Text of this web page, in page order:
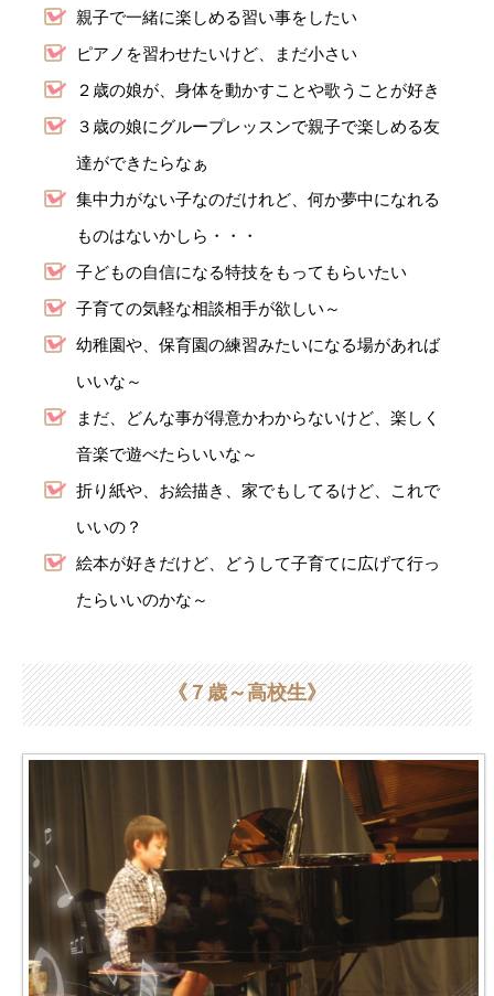
親子で一緒に楽しめる習い事をしたい
ピアノを習わせたいけど、まだ小さい
２歳の娘が、身体を動かすことや歌うことが好き
３歳の娘にグループレッスンで親子で楽しめる友
達ができたらなぁ
集中力がない子なのだけれど、何か夢中になれる
ものはないかしら・・・
子どもの自信になる特技をもってもらいたい
子育ての気軽な相談相手が欲しい～
幼稚園や、保育園の練習みたいになる場があれば
いいな～
まだ、どんな事が得意かわからないけど、楽しく
音楽で遊べたらいいな～
折り紙や、お絵描き、家でもしてるけど、これで
いいの？
絵本が好きだけど、どうして子育てに広げて行っ
たらいいのかな～
《７歳～高校生》